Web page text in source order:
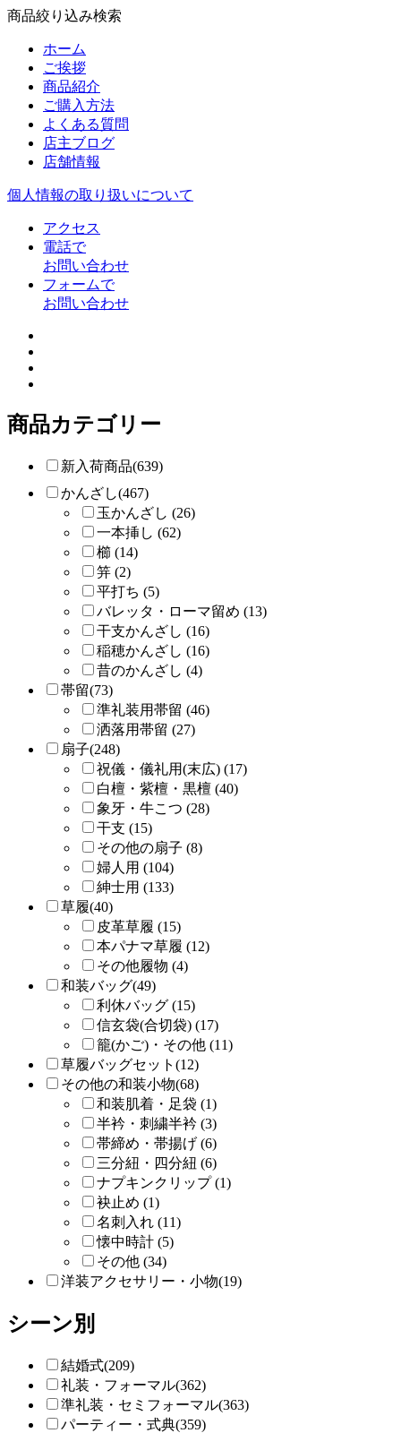
商品絞り込み検索
ホーム
ご挨拶
商品紹介
ご購入方法
よくある質問
店主ブログ
店舗情報
個人情報の取り扱いについて
アクセス
電話で
お問い合わせ
フォームで
お問い合わせ
商品カテゴリー
新入荷商品(639)
かんざし(467)
玉かんざし (26)
一本挿し (62)
櫛 (14)
笄 (2)
平打ち (5)
バレッタ・ローマ留め (13)
干支かんざし (16)
稲穂かんざし (16)
昔のかんざし (4)
帯留(73)
準礼装用帯留 (46)
洒落用帯留 (27)
扇子(248)
祝儀・儀礼用(末広) (17)
白檀・紫檀・黒檀 (40)
象牙・牛こつ (28)
干支 (15)
その他の扇子 (8)
婦人用 (104)
紳士用 (133)
草履(40)
皮革草履 (15)
本パナマ草履 (12)
その他履物 (4)
和装バッグ(49)
利休バッグ (15)
信玄袋(合切袋) (17)
籠(かご)・その他 (11)
草履バッグセット(12)
その他の和装小物(68)
和装肌着・足袋 (1)
半衿・刺繍半衿 (3)
帯締め・帯揚げ (6)
三分紐・四分紐 (6)
ナプキンクリップ (1)
袂止め (1)
名刺入れ (11)
懐中時計 (5)
その他 (34)
洋装アクセサリー・小物(19)
シーン別
結婚式(209)
礼装・フォーマル(362)
準礼装・セミフォーマル(363)
パーティー・式典(359)